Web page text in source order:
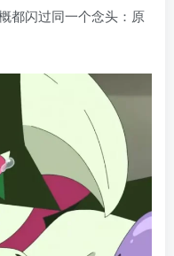
都闪过同一个念头：原